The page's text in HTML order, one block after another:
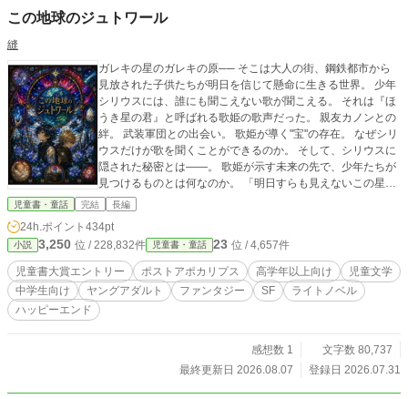
この地球のジュトワール
縫
ガレキの星のガレキの原── そこは大人の街、鋼鉄都市から
見放された子供たちが明日を信じて懸命に生きる世界。 少年
シリウスには、誰にも聞こえない歌が聞こえる。 それは『ほ
うき星の君』と呼ばれる歌姫の歌声だった。 親友カノンとの
絆。 武装軍団との出会い。 歌姫が導く"宝"の存在。 なぜシリ
ウスだけが歌を聞くことができるのか。 そして、シリウスに
隠された秘密とは――。 歌姫が示す未来の先で、少年たちが
見つけるものとは何なのか。 「明日すらも見えないこの星
で、僕らはなぜ生きているのだろうか」 それでも、人はなぜ
たちの姿を描いた希望と信念のストーリー。 僕らはこの星の
子だから──。
児童書・童話 完結 長編
24h.ポイント 434pt
小説 3,250 位 / 228,832件 児童書・童話 23 位 / 4,657件
児童書大賞エントリー ポストアポカリプス 高学年以上向け
児童文学
中学生向け
ヤングアダルト ファンタジー SF
ライトノベル
ハッピーエンド
感想数 1
文字数 80,737
最終更新日 2026.08.07
登録日 2026.07.31